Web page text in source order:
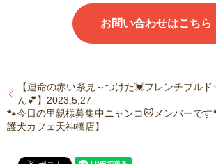
お問い合わせはこちら
【運命の赤い糸見～つけた💓フレンチブル
ん💕】2023,5,27
🐾今日の里親様募集中ニャンコ🐱メンバーで
護犬カフェ天神橋店】